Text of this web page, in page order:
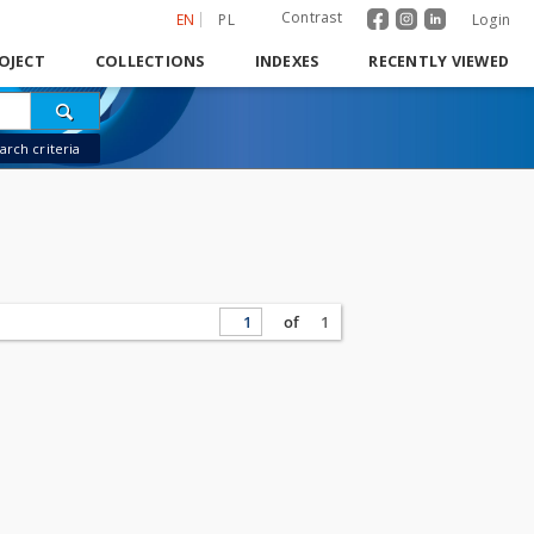
EN PL Contrast Login
COLLECTIONS INDEXES RECENTLY VIEWED
criteria
of 1